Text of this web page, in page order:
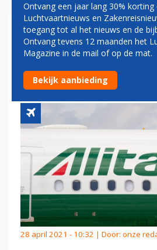
VERVANGER
PARTNER: KLM-
OF LUFTHANSA
28 april 2021 - 10:32 | Door: onze
Ontvang een jaar lang 30%
Luchtvaartnieuws en
toegang tot al het nieuws en de
Ontvang tevens 12 maanden het
Magazine in de mail of op de mat.
Bekijk aanbieding